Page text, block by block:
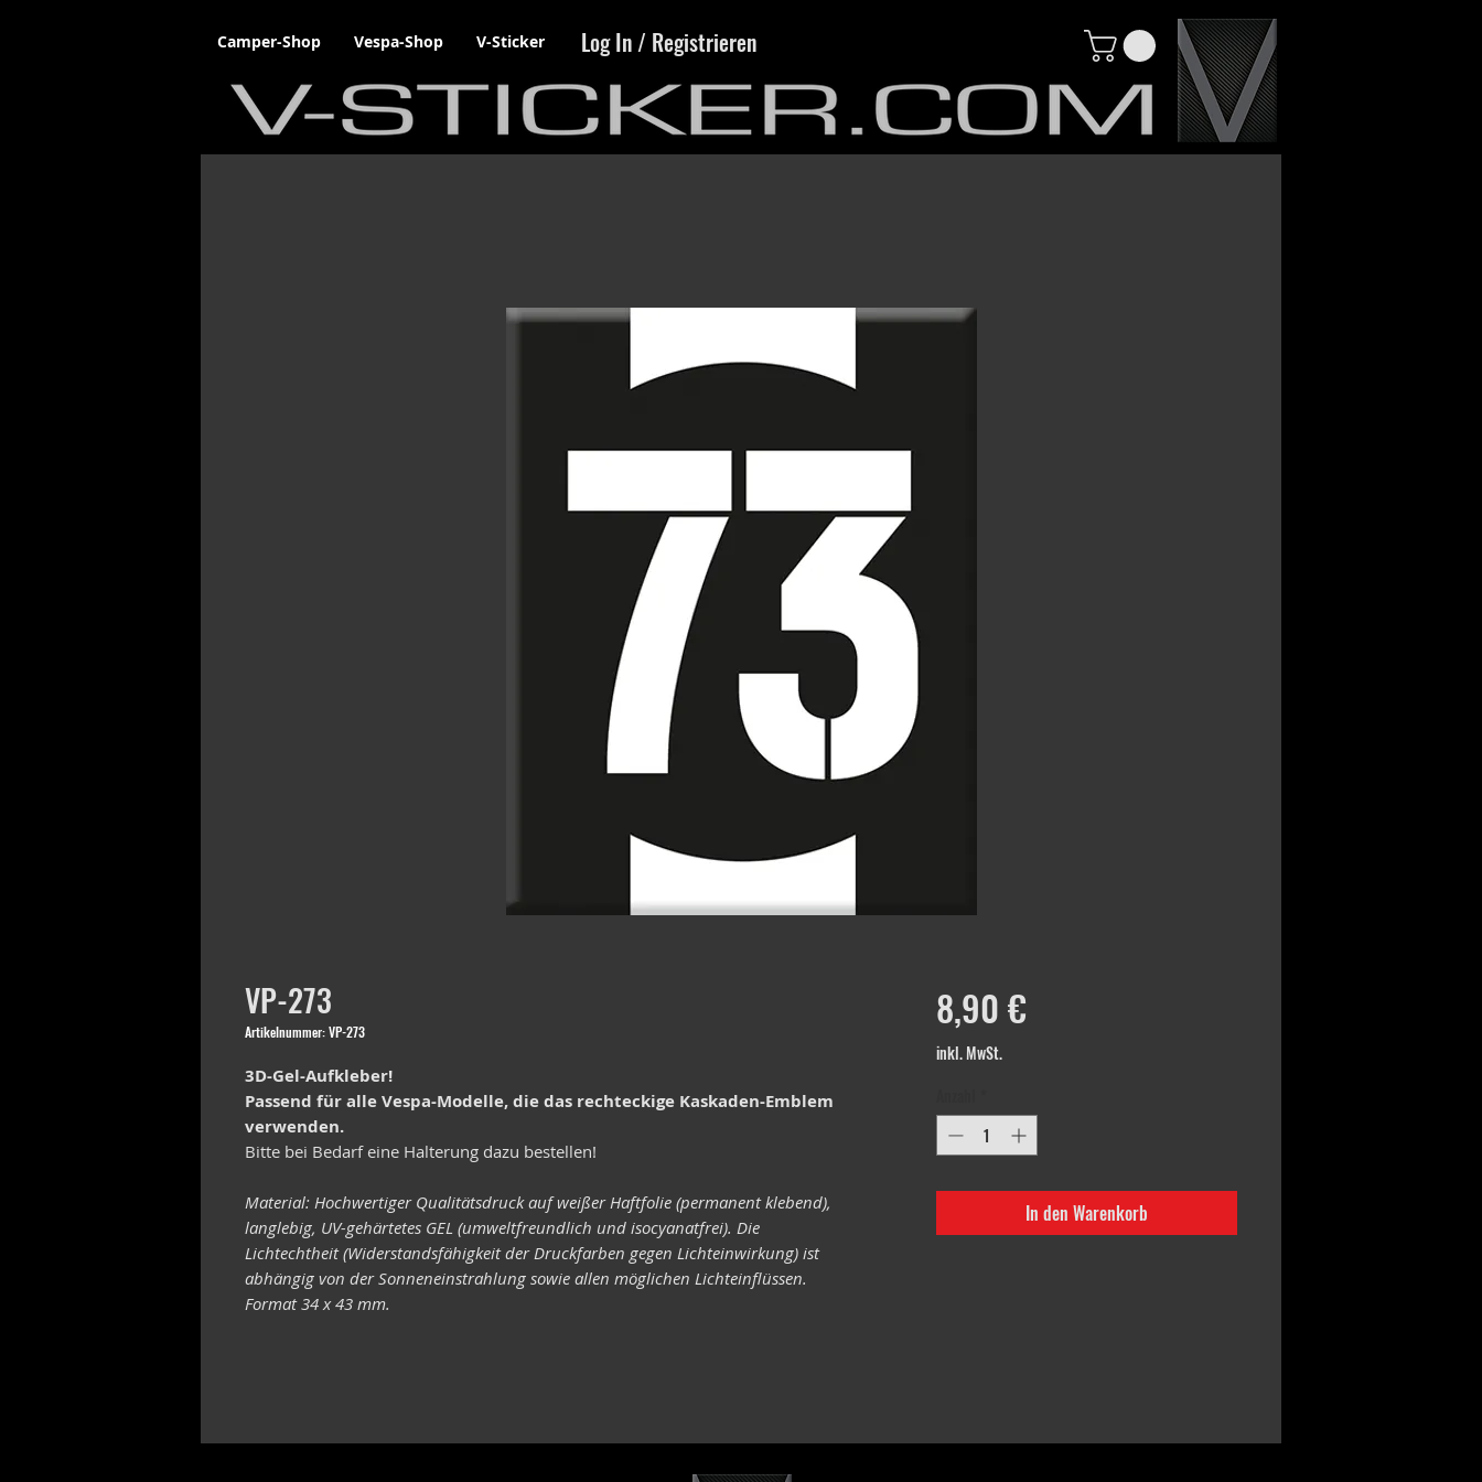
Camper-Shop Vespa-Shop V-Sticker Log In / Registrieren
VP-273
Artikelnummer: VP-273
3D-Gel-Aufkleber!
Passend für alle Vespa-Modelle, die das rechteckige Kaskaden-Emblem
verwenden.
Bitte bei Bedarf eine Halterung dazu bestellen!
Material: Hochwertiger Qualitätsdruck auf weißer Haftfolie (permanent klebend),
langlebig, UV-gehärtetes GEL (umweltfreundlich und isocyanatfrei). Die
Lichtechtheit (Widerstandsfähigkeit der Druckfarben gegen Lichteinwirkung) ist
abhängig von der Sonneneinstrahlung sowie allen möglichen Lichteinflüssen.
Format 34 x 43 mm.
8,90 €Preis
inkl. MwSt.
In den Warenkorb